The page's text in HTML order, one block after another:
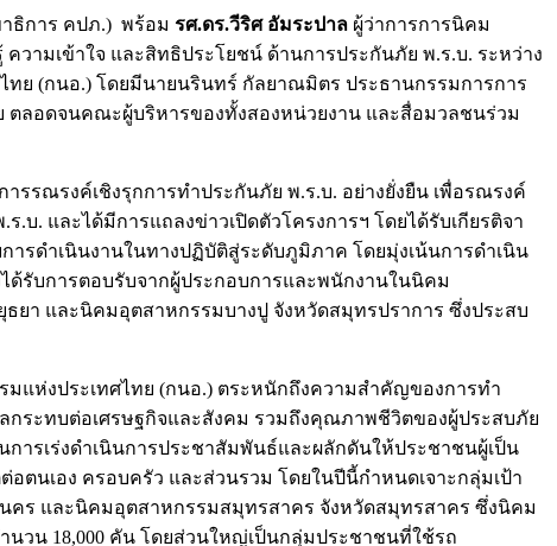
าธิการ คปภ.) พร้อม รศ.ดร.วีริศ อัมระปาล ผู้ว่าการการนิคม
วามเข้าใจ และสิทธิประโยชน์ ด้านการประกันภัย พ.ร.บ. ระหว่าง
ย (กนอ.) โดยมีนายนรินทร์ กัลยาณมิตร ประธานกรรมการการ
ลอดจนคณะผู้บริหารของทั้งสองหน่วยงาน และสื่อมวลชนร่วม
รรณรงค์เชิงรุกการทำประกันภัย พ.ร.บ. อย่างยั่งยืน เพื่อรณรงค์
. และได้มีการแถลงข่าวเปิดตัวโครงการฯ โดยได้รับเกียรติจา
รดำเนินงานในทางปฏิบัติสู่ระดับภูมิภาค โดยมุ่งเน้นการดำเนิน
รับการตอบรับจากผู้ประกอบการและพนักงานในนิคม
ยา และนิคมอุตสาหกรรมบางปู จังหวัดสมุทรปราการ ซึ่งประสบ
แห่งประเทศไทย (กนอ.) ตระหนักถึงความสำคัญของการทำ
กระทบต่อเศรษฐกิจและสังคม รวมถึงคุณภาพชีวิตของผู้ประสบภัย
ารเร่งดำเนินการประชาสัมพันธ์และผลักดันให้ประชาชนผู้เป็น
นเอง ครอบครัว และส่วนรวม โดยในปีนี้กำหนดเจาะกลุ่มเป้า
คร และนิคมอุตสาหกรรมสมุทรสาคร จังหวัดสมุทรสาคร ซึ่งนิคม
นวน 18,000 คัน โดยส่วนใหญ่เป็นกลุ่มประชาชนที่ใช้รถ